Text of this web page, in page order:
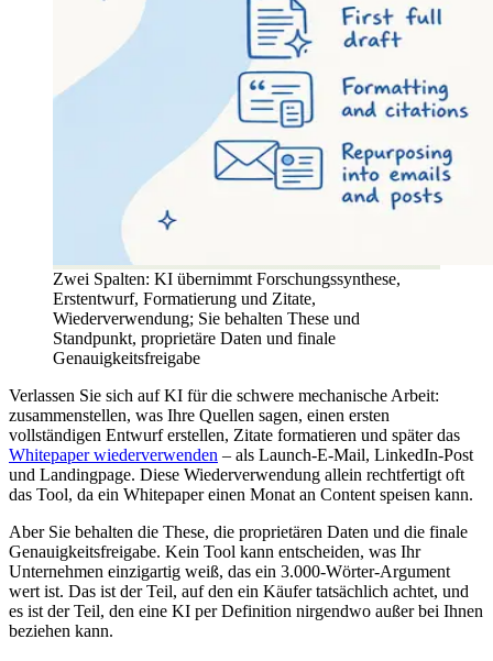
Zwei Spalten: KI übernimmt Forschungssynthese,
Erstentwurf, Formatierung und Zitate,
Wiederverwendung; Sie behalten These und
Standpunkt, proprietäre Daten und finale
Genauigkeitsfreigabe
Verlassen Sie sich auf KI für die schwere mechanische Arbeit:
zusammenstellen, was Ihre Quellen sagen, einen ersten
vollständigen Entwurf erstellen, Zitate formatieren und später das
Whitepaper wiederverwenden – als Launch-E-Mail, LinkedIn-Post
und Landingpage. Diese Wiederverwendung allein rechtfertigt oft
das Tool, da ein Whitepaper einen Monat an Content speisen kann.
Aber Sie behalten die These, die proprietären Daten und die finale
Genauigkeitsfreigabe. Kein Tool kann entscheiden, was Ihr
Unternehmen einzigartig weiß, das ein 3.000-Wörter-Argument
wert ist. Das ist der Teil, auf den ein Käufer tatsächlich achtet, und
es ist der Teil, den eine KI per Definition nirgendwo außer bei Ihnen
beziehen kann.